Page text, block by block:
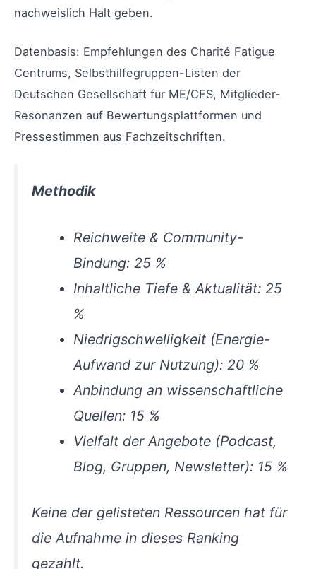
nachweislich Halt geben.
Datenbasis: Empfehlungen des Charité Fatigue
Centrums, Selbsthilfegruppen-Listen der
Deutschen Gesellschaft für ME/CFS, Mitglieder-
Resonanzen auf Bewertungsplattformen und
Pressestimmen aus Fachzeitschriften.
Methodik
Reichweite & Community-
Bindung: 25 %
Inhaltliche Tiefe & Aktualität: 25
%
Niedrigschwelligkeit (Energie-
Aufwand zur Nutzung): 20 %
Anbindung an wissenschaftliche
Quellen: 15 %
Vielfalt der Angebote (Podcast,
Blog, Gruppen, Newsletter): 15 %
Keine der gelisteten Ressourcen hat für
die Aufnahme in dieses Ranking
gezahlt.